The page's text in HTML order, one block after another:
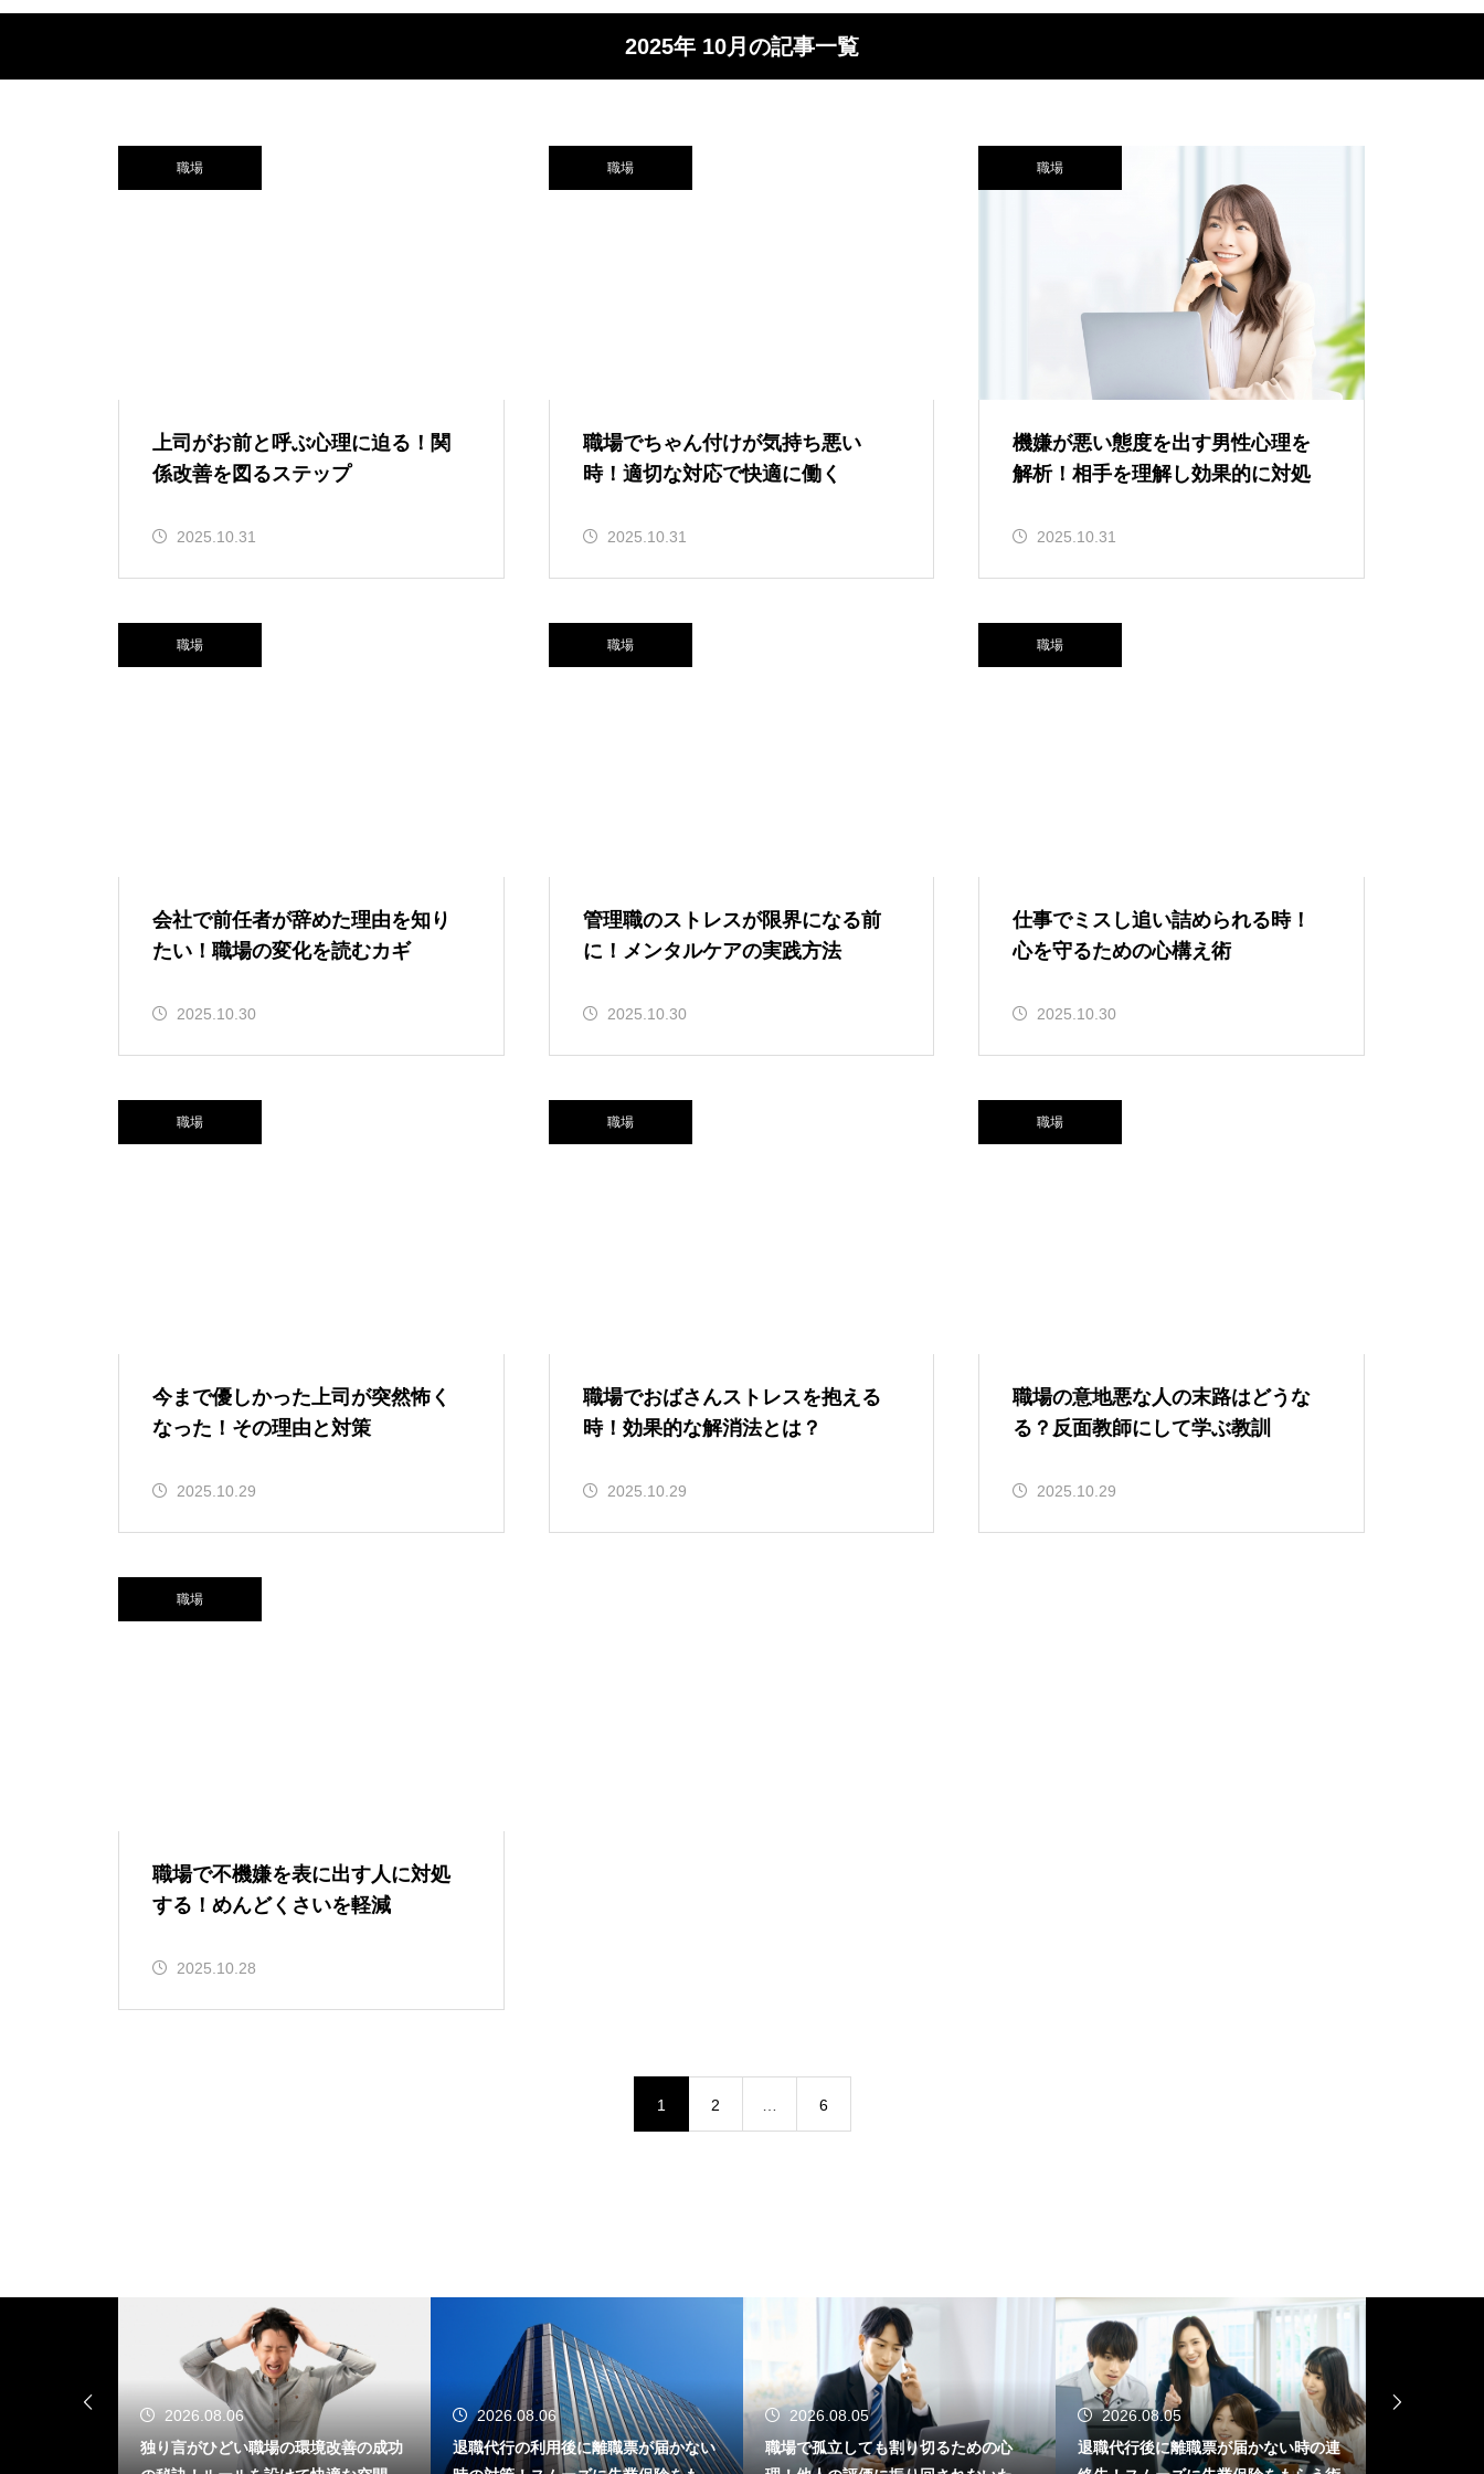
2025年 10月の記事一覧
職場
上司がお前と呼ぶ心理に迫る！関
係改善を図るステップ
2025.10.31
職場
職場でちゃん付けが気持ち悪い
時！適切な対応で快適に働く
2025.10.31
職場
機嫌が悪い態度を出す男性心理を
解析！相手を理解し効果的に対処
2025.10.31
職場
会社で前任者が辞めた理由を知り
たい！職場の変化を読むカギ
2025.10.30
職場
管理職のストレスが限界になる前
に！メンタルケアの実践方法
2025.10.30
職場
仕事でミスし追い詰められる時！
心を守るための心構え術
2025.10.30
職場
今まで優しかった上司が突然怖く
なった！その理由と対策
2025.10.29
職場
職場でおばさんストレスを抱える
時！効果的な解消法とは？
2025.10.29
職場
職場の意地悪な人の末路はどうな
る？反面教師にして学ぶ教訓
2025.10.29
職場
職場で不機嫌を表に出す人に対処
する！めんどくさいを軽減
2025.10.28
1 2 6
2026.08.06
独り言がひどい職場の環境改善の成功
2026.08.06
退職代行の利用後に離職票が届かない
2026.08.05
職場で孤立しても割り切るための心
2026.08.05
退職代行後に離職票が届かない時の連